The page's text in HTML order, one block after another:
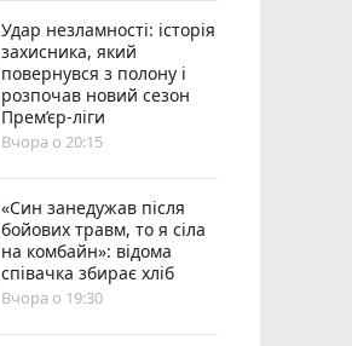
Удар незламності: історія
захисника, який
повернувся з полону і
розпочав новий сезон
Прем’єр-ліги
Вчора о 20:15
«Син занедужав після
бойових травм, то я сіла
на комбайн»: відома
співачка збирає хліб
Вчора о 19:30